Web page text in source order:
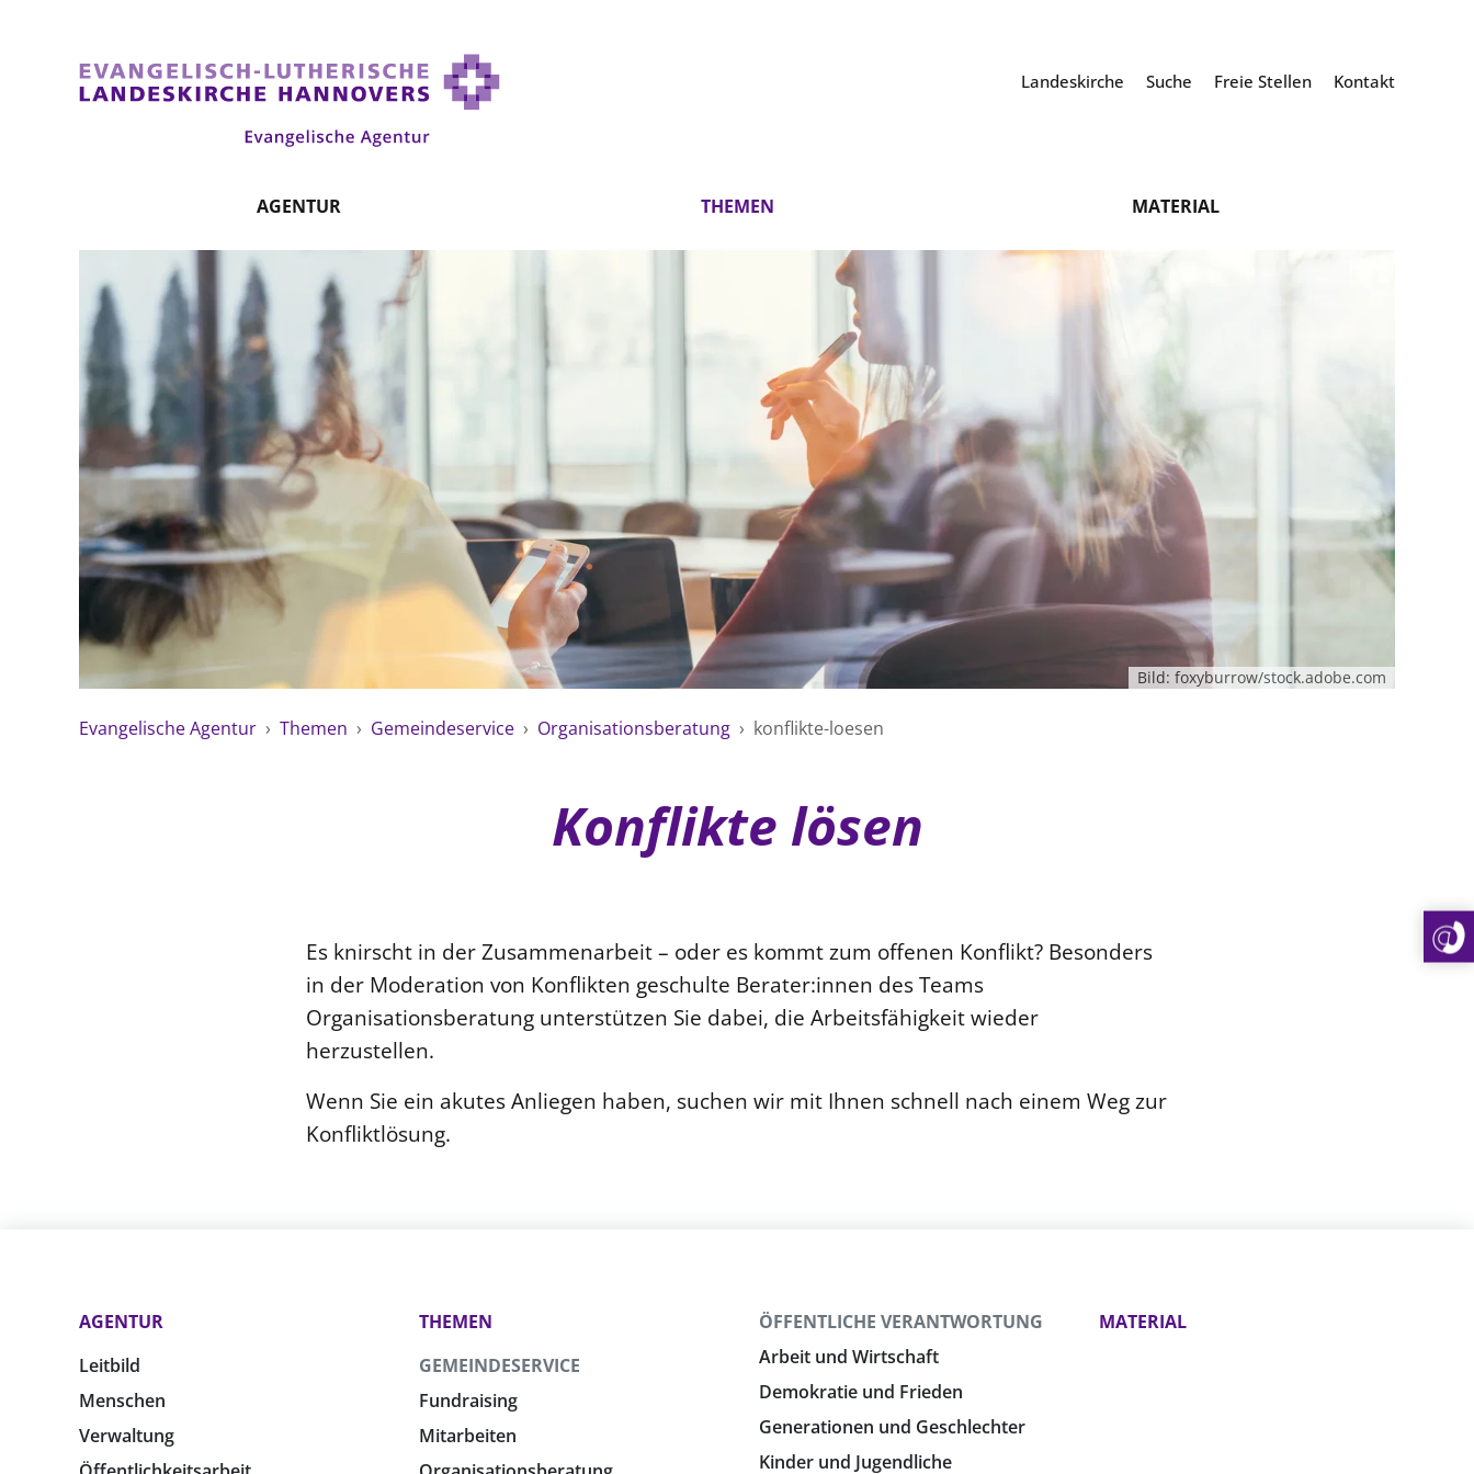
Landeskirche Suche Freie Stellen Kontakt
AGENTUR THEMEN MATERIAL
Bild: foxyburrow/stock.adobe.com
Evangelische Agentur › Themen › Gemeindeservice › Organisationsberatung › konflikte-loesen
Konflikte lösen
Es knirscht in der Zusammenarbeit – oder es kommt zum offenen Konflikt? Besonders
in der Moderation von Konflikten geschulte Berater:innen des Teams
Organisationsberatung unterstützen Sie dabei, die Arbeitsfähigkeit wieder
herzustellen.
Wenn Sie ein akutes Anliegen haben, suchen wir mit Ihnen schnell nach einem Weg zur
Konfliktlösung.
AGENTUR
Leitbild
Menschen
Verwaltung
THEMEN
GEMEINDESERVICE
Fundraising
Mitarbeiten
ÖFFENTLICHE VERANTWORTUNG
Arbeit und Wirtschaft
Demokratie und Frieden
Generationen und Geschlechter
Kinder und Jugendliche
MATERIAL